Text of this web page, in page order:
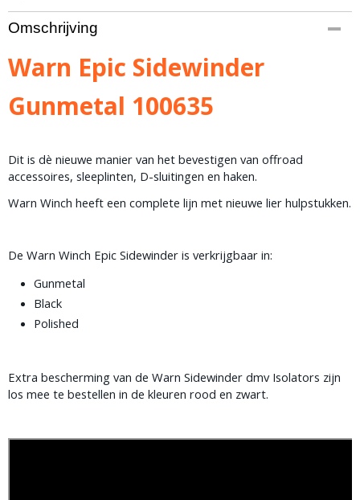
Productcode leverancier
100635
Bruto gewicht
3,00 Kg
Omschrijving
Warn Epic Sidewinder
Gunmetal 100635
Dit is dè nieuwe manier van het bevestigen van offroad
accessoires, sleeplinten, D-sluitingen en haken.
Warn Winch heeft een complete lijn met nieuwe lier hulpstukken.
De Warn Winch Epic Sidewinder is verkrijgbaar in:
Gunmetal
Black
Polished
Extra bescherming van de Warn Sidewinder dmv Isolators zijn
los mee te bestellen in de kleuren rood en zwart.